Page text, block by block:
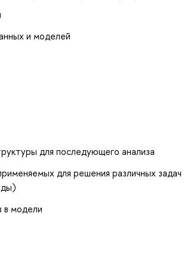
и моделей
для последующего анализа
для решения различных задач
в модели